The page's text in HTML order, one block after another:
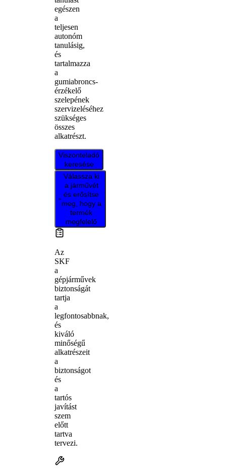
egészen
a
teljesen
autonóm
tanulásig,
és
tartalmazza
a
gumiabroncs-
érzékelő
szelepének
szervizeléséhez
szükséges
összes
alkatrészt.
Viszonteladó
keresése
Válassza ki
a járművét
és erősítse
meg, hogy a
termék
megfelelő
Az
SKF
a
gépjárművek
biztonságát
tartja
a
legfontosabbnak,
és
kiváló
minőségű
alkatrészeit
a
biztonságot
és
a
tartós
javítást
szem
előtt
tartva
tervezi.